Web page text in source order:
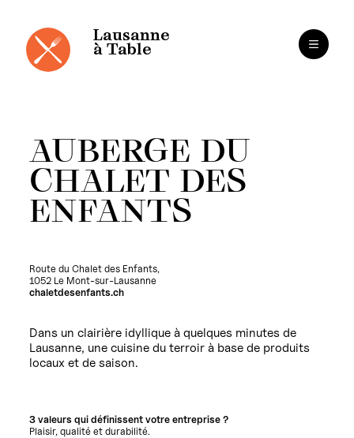
Lausanne
à Table
AUBERGE DU
CHALET DES
ENFANTS
Route du Chalet des Enfants,
1052 Le Mont-sur-Lausanne
chaletdesenfants.ch
Dans un clairière idyllique à quelques minutes de
Lausanne, une cuisine du terroir à base de produits
locaux et de saison.
3 valeurs qui définissent votre entreprise ?
Plaisir, qualité et durabilité.